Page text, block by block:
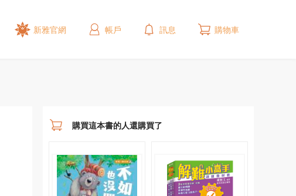
購買這本書的人還購買了
新雅官網 帳戶 訊息 購物車